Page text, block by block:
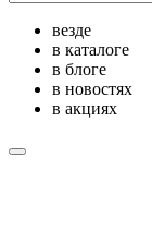
везде
в каталоге
в блоге
в новостях
в акциях